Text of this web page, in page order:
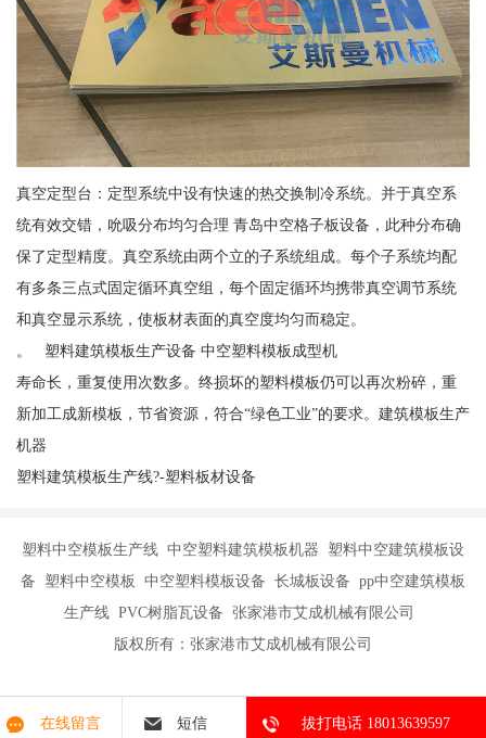
真空定型台：定型系统中设有快速的热交换制冷系统。并于真空系
统有效交错，吮吸分布均匀合理 青岛中空格子板设备，此种分布确
保了定型精度。真空系统由两个立的子系统组成。每个子系统均配
有多条三点式固定循环真空组，每个固定循环均携带真空调节系统
和真空显示系统，使板材表面的真空度均匀而稳定。
。 塑料建筑模板生产设备 中空塑料模板成型机
寿命长，重复使用次数多。终损坏的塑料模板仍可以再次粉碎，重
新加工成新模板，节省资源，符合“绿色工业”的要求。建筑模板生产
机器
塑料建筑模板生产线?-塑料板材设备
塑料中空模板生产线 中空塑料建筑模板机器 塑料中空建筑模板设
备 塑料中空模板 中空塑料模板设备 长城板设备 pp中空建筑模板
生产线 PVC树脂瓦设备 张家港市艾成机械有限公司
版权所有：张家港市艾成机械有限公司
在线留言 短信 拔打电话 18013639597